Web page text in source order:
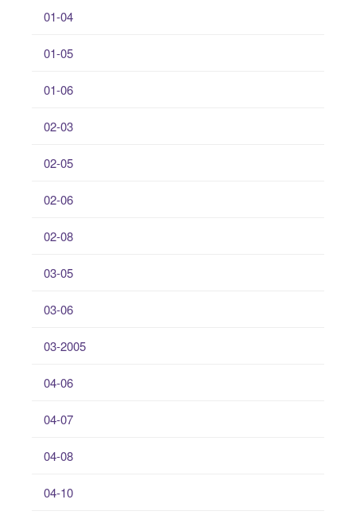
01-04
01-05
01-06
02-03
02-05
02-06
02-08
03-05
03-06
03-2005
04-06
04-07
04-08
04-10